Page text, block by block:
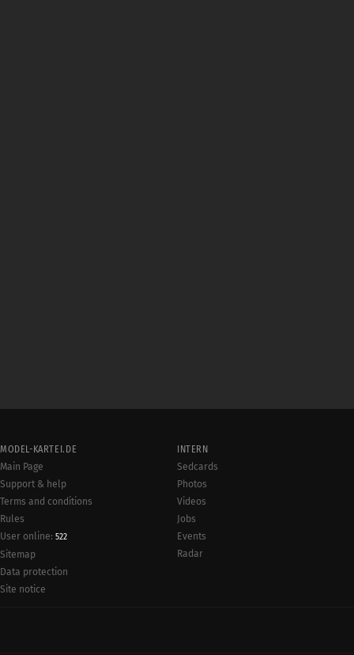
MODEL-KARTEI.DE
Main Page
Support & help
Terms and conditions
Rules
User online: 522
Sitemap
Data protection
Site notice
INTERN
Sedcards
Photos
Videos
Jobs
Events
Radar